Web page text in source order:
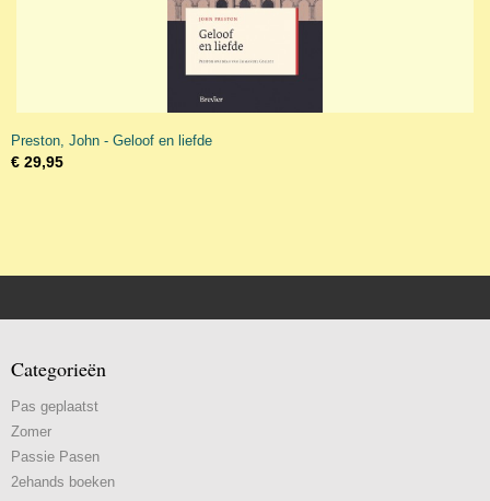
Preston, John - Geloof en liefde
€ 29,95
Categorieën
Pas geplaatst
Zomer
Passie Pasen
2ehands boeken